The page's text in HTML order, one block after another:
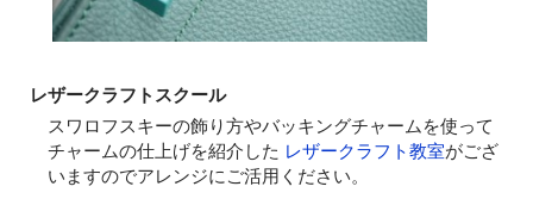
レザークラフトスクール
スワロフスキーの飾り方やバッキングチャームを使って
チャームの仕上げを紹介した レザークラフト教室がござ
いますのでアレンジにご活用ください。